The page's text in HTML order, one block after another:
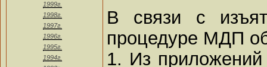
1999г.
1998г.
1997г.
1996г.
1995г.
1994г.
В связи с
процедуре МДП
1. Из